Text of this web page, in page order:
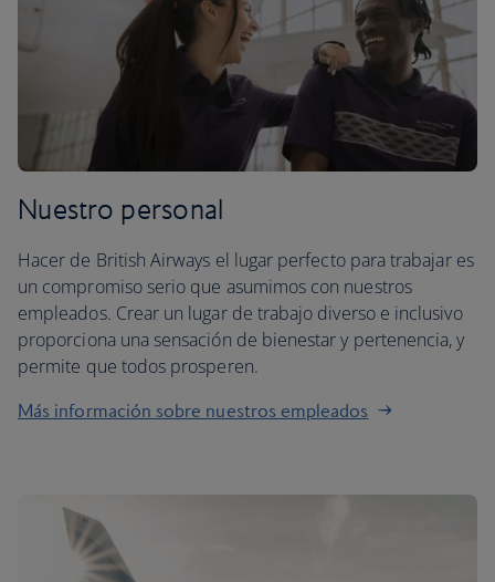
Nuestro personal
Hacer de British Airways el lugar perfecto para trabajar es
un compromiso serio que asumimos con nuestros
empleados. Crear un lugar de trabajo diverso e inclusivo
proporciona una sensación de bienestar y pertenencia, y
permite que todos prosperen.
Más información sobre nuestros empleados